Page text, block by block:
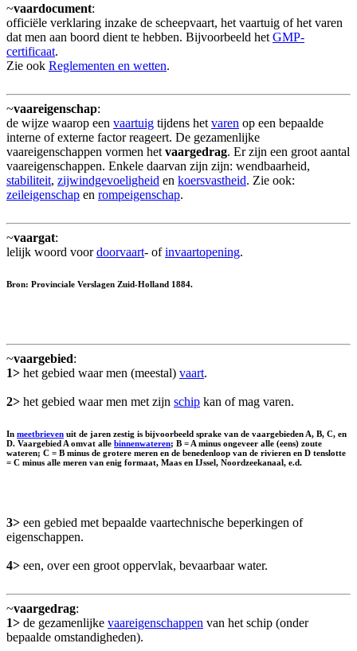
~vaardocument:
officiële verklaring inzake de scheepvaart, het vaartuig of het varen
dat men aan boord dient te hebben. Bijvoorbeeld het GMP-
certificaat.
Zie ook Reglementen en wetten.
~vaareigenschap:
de wijze waarop een vaartuig tijdens het varen op een bepaalde
interne of externe factor reageert. De gezamenlijke
vaareigenschappen vormen het vaargedrag. Er zijn een groot aantal
vaareigenschappen. Enkele daarvan zijn zijn: wendbaarheid,
stabiliteit, zijwindgevoeligheid en koersvastheid. Zie ook:
zeileigenschap en rompeigenschap.
~vaargat:
lelijk woord voordoorvaart- ofinvaartopening.
Bron: Provinciale Verslagen Zuid-Holland 1884.
~vaargebied:
1> het gebied waar men (meestal) vaart.
2> het gebied waar men met zijn schip kan of mag varen.
In meetbrieven uit de jaren zestig is bijvoorbeeld sprake van de vaargebieden A, B, C, en
D. Vaargebied A omvat alle binnenwateren; B = A minus ongeveer alle (eens) zoute
wateren; C = B minus de grotere meren en de benedenloop van de rivieren en D tenslotte
= C minus alle meren van enig formaat, Maas en IJssel, Noordzeekanaal, e.d.
3> een gebied met bepaalde vaartechnische beperkingen of
eigenschappen.
4> een, over een groot oppervlak, bevaarbaar water.
~vaargedrag:
1> de gezamenlijke vaareigenschappen van het schip (onder
bepaalde omstandigheden).